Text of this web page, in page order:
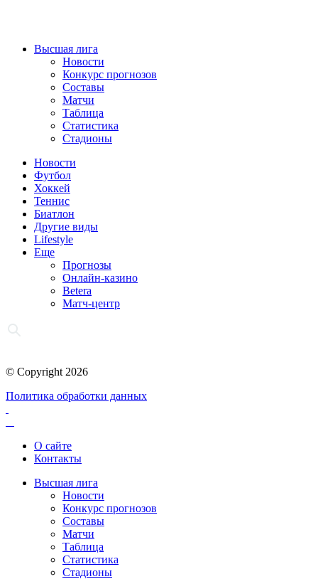
Высшая лига
Новости
Конкурс прогнозов
Составы
Матчи
Таблица
Статистика
Стадионы
Новости
Футбол
Хоккей
Теннис
Биатлон
Другие виды
Lifestyle
Еще
Прогнозы
Онлайн-казино
Betera
Матч-центр
© Copyright 2026
Политика обработки данных
О сайте
Контакты
Высшая лига
Новости
Конкурс прогнозов
Составы
Матчи
Таблица
Статистика
Стадионы